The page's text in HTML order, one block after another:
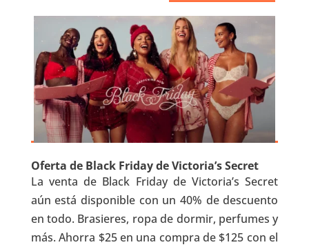
Oferta de Black Friday de Victoria’s Secret
La venta de Black Friday de Victoria’s Secret
aún está disponible con un 40% de descuento
en todo. Brasieres, ropa de dormir, perfumes y
más. Ahorra $25 en una compra de $125 con el